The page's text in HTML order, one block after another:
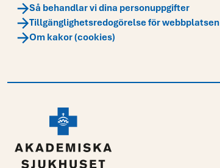
Så behandlar vi dina personuppgifter
Tillgänglighetsredogörelse för webbplatsen
Om kakor (cookies)